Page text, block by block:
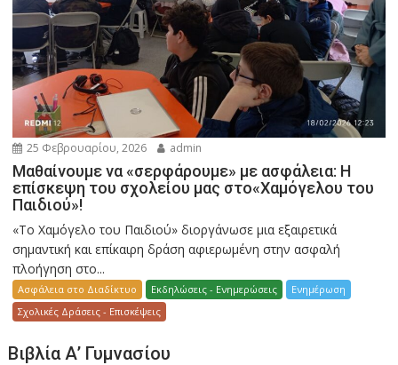
25 Φεβρουαρίου, 2026 admin
Μαθαίνουμε να «σερφάρουμε» με ασφάλεια: Η
επίσκεψη του σχολείου μας στο«Χαμόγελου του
Παιδιού»!
«Το Χαμόγελο του Παιδιού» διοργάνωσε μια εξαιρετικά
σημαντική και επίκαιρη δράση αφιερωμένη στην ασφαλή
πλοήγηση στο...
Ασφάλεια στο Διαδίκτυο Εκδηλώσεις - Ενημερώσεις
Ενημέρωση
Σχολικές Δράσεις - Επισκέψεις
Βιβλία Α’ Γυμνασίου